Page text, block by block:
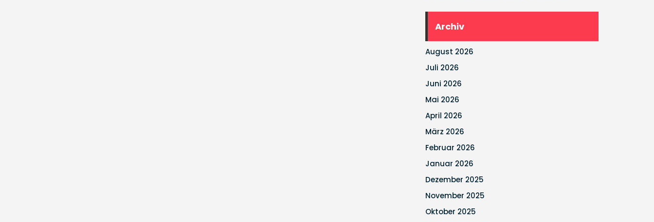
Archiv
August 2026
Juli 2026
Juni 2026
Mai 2026
April 2026
März 2026
Februar 2026
Januar 2026
Dezember 2025
November 2025
Oktober 2025